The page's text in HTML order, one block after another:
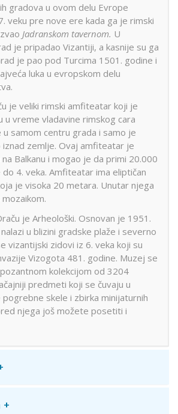
gradova u ovom delu Evrope
veku pre nove ere kada ga je rimski
Jadranskom tavernom. U
je pripadao Vizantiji, a kasnije su ga
je pao pod Turcima 1501. godine i
luka u evropskom delu
je veliki rimski amfiteatar koji je
u vreme vladavine rimskog cara
u samom centru grada i samo je
zemlje. Ovaj amfiteatar je
Balkanu i mogao je da primi 20.000
do 4. veka. Amfiteatar ima eliptičan
je visoka 20 metara. Unutar njega
je Arheološki. Osnovan je 1951.
u blizini gradske plaže i severno
vizantijski zidovi iz 6. veka koji su
Vizogota 481. godine. Muzej se
kolekcijom od 3204
predmeti koji se čuvaju u
skele i zbirka minijaturnih
njega još možete posetiti i